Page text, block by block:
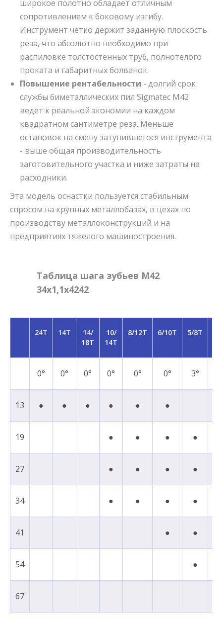
широкое полотно обладает отличным
сопротивлением к боковому изгибу.
Инструмент четко держит заданную плоскость
реза, что абсолютно необходимо при
распиловке толстостенных труб, полнотелого
проката и габаритных болванок.
Повышение рентабельности - долгий срок
службы биметаллических пил Sigmatec M42
ведет к реальной экономии на каждом
квадратном сантиметре реза. Меньше
остановок на смену затупившегося инструмента
- выше общая производительность
заготовительного участка и ниже затраты на
расходники.
Эта модель оснастки пользуется стабильным
спросом на крупных металлобазах, в цехах по
производству металлоконструкций и на
предприятиях тяжелого машиностроения.
Таблица шага зубьев M42
34x1,1x4242
24T 14T
14/
18T
10/
14T
8/12T 6/10T 5/8T
0° 0° 0° 0° 0° 0° 3°
13 ● ● ● ● ● ●
19 ● ● ● ●
27 ● ● ● ●
34 ● ● ● ●
41 ● ●
54 ●
67